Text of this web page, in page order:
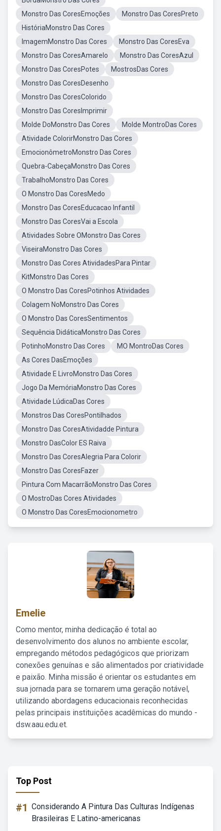
Monstro Das CoresEmoções
Monstro Das CoresPreto
HistóriaMonstro Das Cores
ImagemMonstro Das Cores
Monstro Das CoresEva
Monstro Das CoresAmarelo
Monstro Das CoresAzul
Monstro Das CoresPotes
MostrosDas Cores
Monstro Das CoresDesenho
Monstro Das CoresColorido
Monstro Das CoresImprimir
Molde DoMonstro Das Cores
Molde MontroDas Cores
Atividade ColorirMonstro Das Cores
EmocionômetroMonstro Das Cores
Quebra-CabeçaMonstro Das Cores
TrabalhoMonstro Das Cores
O Monstro Das CoresMedo
Monstro Das CoresEducacao Infantil
Monstro Das CoresVai a Escola
Atividades Sobre OMonstro Das Cores
ViseiraMonstro Das Cores
Monstro Das Cores AtividadesPara Pintar
KitMonstro Das Cores
O Monstro Das CoresPotinhos Atividades
Colagem NoMonstro Das Cores
O Monstro Das CoresSentimentos
Sequência DidáticaMonstro Das Cores
PotinhoMonstro Das Cores
MO MontroDas Cores
As Cores DasEmoções
Atividade E LivroMonstro Das Cores
Jogo Da MemóriaMonstro Das Cores
Atividade LúdicaDas Cores
Monstros Das CoresPontilhados
Monstro Das CoresAtividadde Pintura
Monstro DasColor ES Raiva
Monstro Das CoresAlegria Para Colorir
Monstro Das CoresFazer
Pintura Com MacarrãoMonstro Das Cores
O MostroDas Cores Atividades
O Monstro Das CoresEmocionometro
Emelie
Como mentor, minha dedicação é total ao
desenvolvimento dos alunos no ambiente escolar,
empregando métodos pedagógicos que priorizam
conexões genuínas e são alimentados por criatividade
e paixão. Minha missão é orientar os estudantes em
sua jornada para se tornarem uma geração notável,
utilizando abordagens educacionais reconhecidas
pelas principais instituições acadêmicas do mundo -
dsw.aau.edu.et.
Top Post
#1 Considerando A Pintura Das Culturas Indígenas
Brasileiras E Latino-americanas